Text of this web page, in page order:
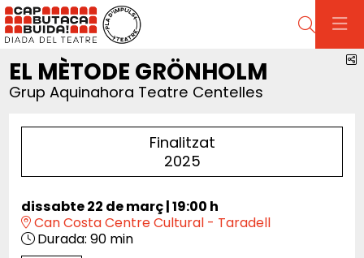
Cerca
EL MÈTODE GRÖNHOLM
Grup Aquinahora Teatre Centelles
Finalitzat
2025
dissabte 22 de març|19:00 h
Can Costa Centre Cultural - Taradell
Durada: 90 min